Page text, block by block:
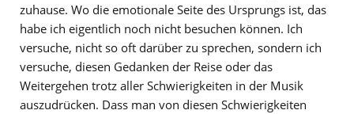
zuhause. Wo die emotionale Seite des Ursprungs ist, das
habe ich eigentlich noch nicht besuchen können. Ich
versuche, nicht so oft darüber zu sprechen, sondern ich
versuche, diesen Gedanken der Reise oder das
Weitergehen trotz aller Schwierigkeiten in der Musik
auszudrücken. Dass man von diesen Schwierigkeiten